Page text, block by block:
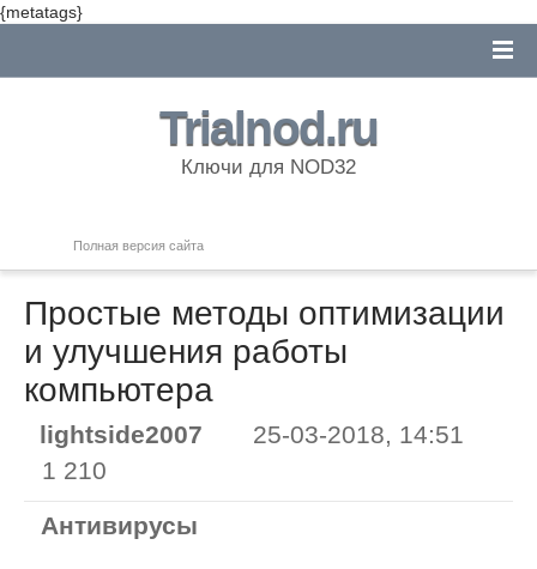
{metatags}
Trialnod.ru
Ключи для NOD32
Полная версия сайта
Простые методы оптимизации
и улучшения работы
компьютера
lightside2007
25-03-2018, 14:51
1 210
Антивирусы